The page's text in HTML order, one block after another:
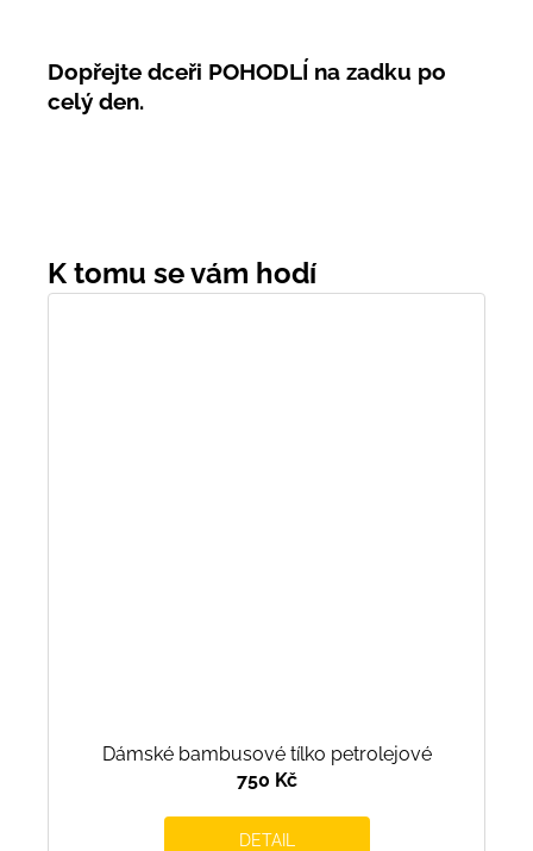
Dopřejte dceři POHODLÍ na zadku po
celý den.
Dámské bambusové tílko petrolejové
750 Kč
DETAIL